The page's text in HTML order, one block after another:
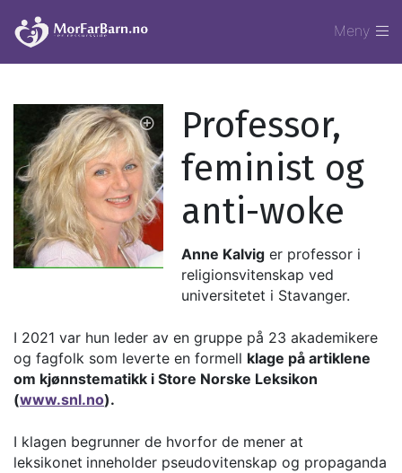
Meny
Professor,
feminist og
anti-woke
Anne Kalvig er professor i
religionsvitenskap ved
universitetet i Stavanger.
I 2021 var hun leder av en gruppe på 23 akademikere
og fagfolk som leverte en formell klage på artiklene
om kjønnstematikk i Store Norske Leksikon
(www.snl.no).
I klagen begrunner de hvorfor de mener at
leksikonet inneholder pseudovitenskap og propaganda